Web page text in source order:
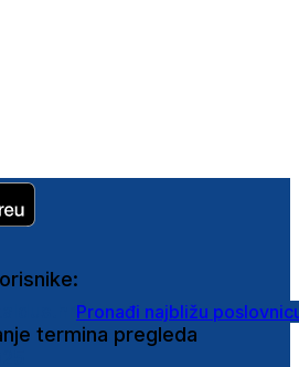
Pronađi najbližu
termina pregleda